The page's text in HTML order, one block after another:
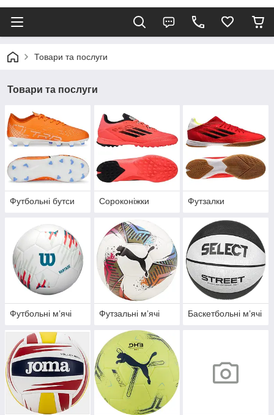
Товари та послуги
Товари та послуги
Футбольні бутси Сороконіжки Футзалки
Футбольні мʼячі Футзальні мʼячі Баскетбольні мʼячі